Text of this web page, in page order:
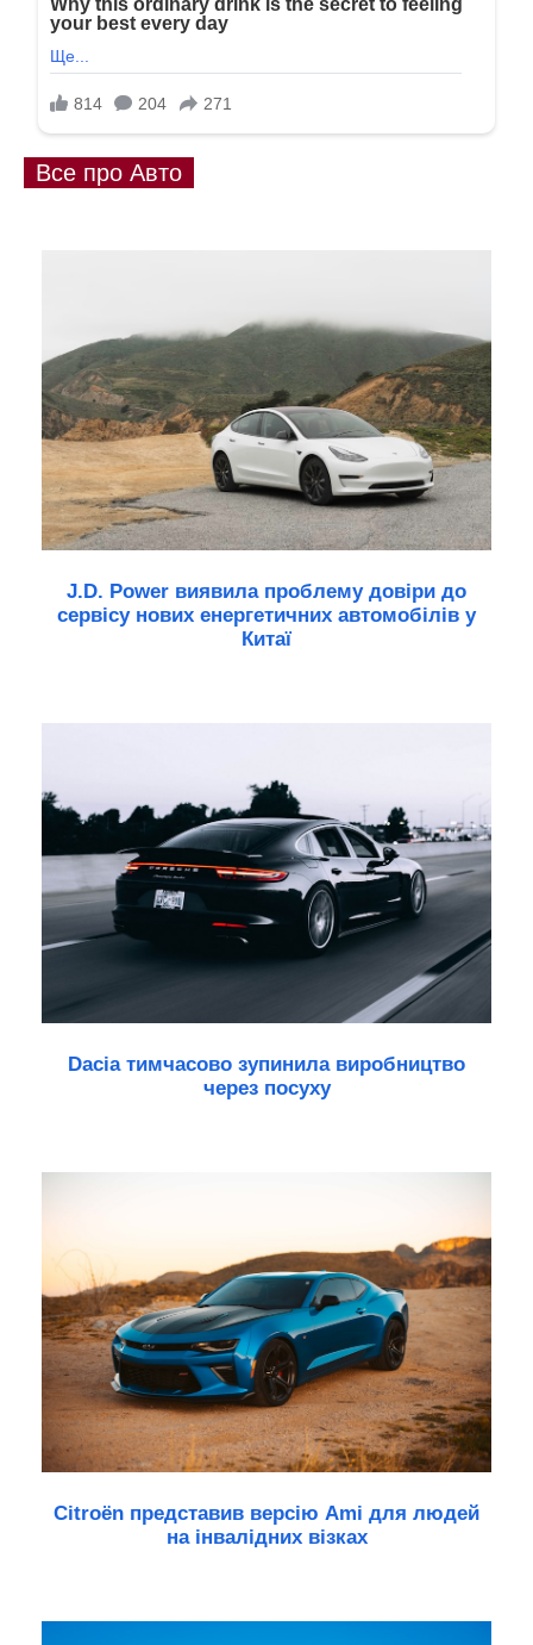
Все про Авто
J.D. Power виявила проблему довіри до
сервісу нових енергетичних автомобілів у
Китаї
Dacia тимчасово зупинила виробництво
через посуху
Citroën представив версію Ami для людей
на інвалідних візках